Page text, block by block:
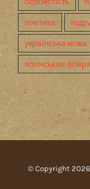
поетика
українська мова
японськая
© Copyright